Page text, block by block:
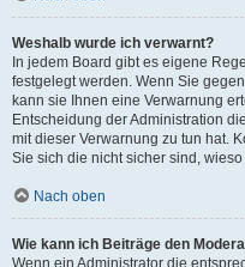
Weshalb wurde ich verwarnt?
In jedem Board gibt es eigene
festgelegt werden. Wenn Sie
kann sie Ihnen eine Verwarnung
Entscheidung der Administration
mit dieser Verwarnung zu tun hat.
Sie sich die nicht sicher sind,
Nach oben
Wie kann ich Beiträge den
Wenn ein Administrator die